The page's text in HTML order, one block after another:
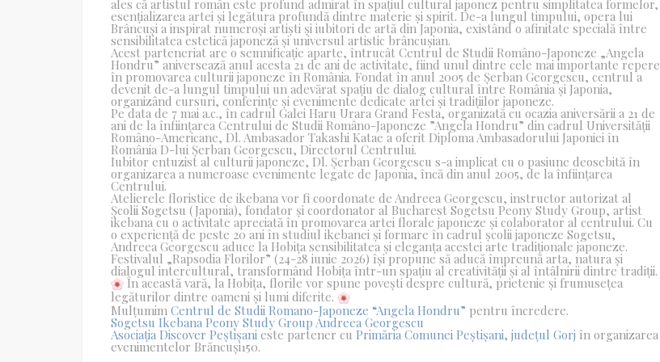
ales că artistul român este profund admirat în spațiul cultural japonez pentru simplitatea formelor,
esențializarea artei și legătura profundă dintre materie și spirit. De-a lungul timpului, opera lui
Brâncuși a inspirat numeroși artiști și iubitori de artă din Japonia, existând o afinitate specială între
sensibilitatea estetică japoneză și universul artistic brâncușian.
Acest parteneriat are o semnificație aparte, întrucât Centrul de Studii Româno-Japoneze „Angela
Hondru” aniversează anul acesta 21 de ani de activitate, fiind unul dintre cele mai importante repere
în promovarea culturii japoneze în România. Fondat în anul 2005 de Șerban Georgescu, centrul a
devenit de-a lungul timpului un adevărat spațiu de dialog cultural între România și Japonia,
organizând cursuri, conferințe și evenimente dedicate artei și tradițiilor japoneze.
Pe data de 7 mai a.c., în cadrul Galei Haru Urara Grand Festa, organizată cu ocazia aniversării a 21 de
ani de la înființarea Centrului de Studii Româno-Japoneze ”Angela Hondru” din cadrul Universității
Româno-Americane, Dl. Ambasador Takashi Katae a oferit Diploma Ambasadorului Japoniei în
România D-lui Șerban Georgescu, Directorul Centrului.
Iubitor entuzist al culturii japoneze, Dl. Șerban Georgescu s-a implicat cu o pasiune deosebită în
organizarea a numeroase evenimente legate de Japonia, încă din anul 2005, de la înființarea
Centrului.
Atelierele floristice de ikebana vor fi coordonate de Andreea Georgescu, instructor autorizat al
Școlii Sogetsu (Japonia), fondator și coordonator al Bucharest Sogetsu Peony Study Group, artist
ikebana cu o activitate apreciată în promovarea artei florale japoneze și colaborator al centrului. Cu
o experiență de peste 20 ani în studiul ikebanei și formare în cadrul școlii japoneze Sogetsu,
Andreea Georgescu aduce la Hobița sensibilitatea și eleganța acestei arte tradiționale japoneze.
Festivalul „Rapsodia Florilor” (24-28 iunie 2026) își propune să aducă împreună arta, natura și
dialogul intercultural, transformând Hobița într-un spațiu al creativității și al întâlnirii dintre tradiții.
În această vară, la Hobița, florile vor spune povești despre cultură, prietenie și frumusețea
legăturilor dintre oameni și lumi diferite.
Mulțumim Centrul de Studii Romano-Japoneze “Angela Hondru” pentru încredere.
Sogetsu Ikebana Peony Study Group Andreea Georgescu
Asociația Discover Peștișani este partener cu Primăria Comunei Peștișani, județul Gorj în organizarea
evenimentelor Brăncuși150.